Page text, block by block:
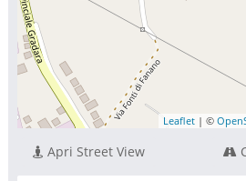
Leaflet | ©
Apri Street View